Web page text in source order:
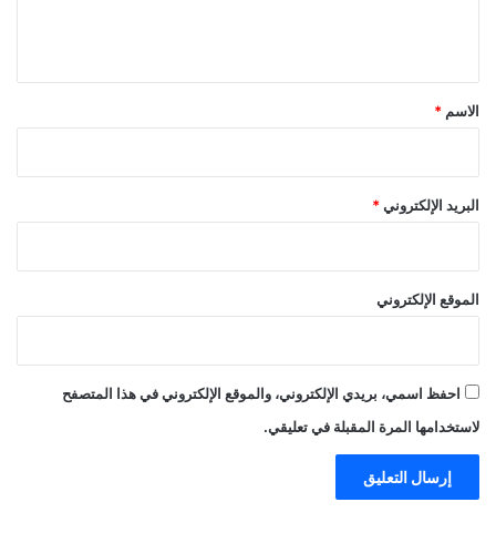
*
الاسم *
البريد الإلكتروني *
الموقع الإلكتروني
احفظ اسمي، بريدي الإلكتروني، والموقع الإلكتروني في هذا المتصفح
لاستخدامها المرة المقبلة في تعليقي.